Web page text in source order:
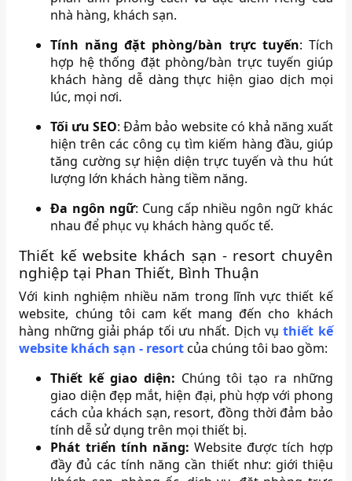
nhà hàng, khách sạn.
Tính năng đặt phòng/bàn trực tuyến: Tích
hợp hệ thống đặt phòng/bàn trực tuyến giúp
khách hàng dễ dàng thực hiện giao dịch mọi
lúc, mọi nơi.
Tối ưu SEO: Đảm bảo website có khả năng xuất
hiện trên các công cụ tìm kiếm hàng đầu, giúp
tăng cường sự hiện diện trực tuyến và thu hút
lượng lớn khách hàng tiềm năng.
Đa ngôn ngữ: Cung cấp nhiều ngôn ngữ khác
nhau để phục vụ khách hàng quốc tế.
Thiết kế website khách sạn - resort chuyên
nghiệp tại Phan Thiết, Bình Thuận
Với kinh nghiệm nhiều năm trong lĩnh vực thiết kế
website, chúng tôi cam kết mang đến cho khách
hàng những giải pháp tối ưu nhất. Dịch vụthiết kế
website khách sạn - resortcủa chúng tôi bao gồm:
Thiết kế giao diện: Chúng tôi tạo ra những
giao diện đẹp mắt, hiện đại, phù hợp với phong
cách của khách sạn, resort, đồng thời đảm bảo
tính dễ sử dụng trên mọi thiết bị.
Phát triển tính năng: Website được tích hợp
đầy đủ các tính năng cần thiết như: giới thiệu